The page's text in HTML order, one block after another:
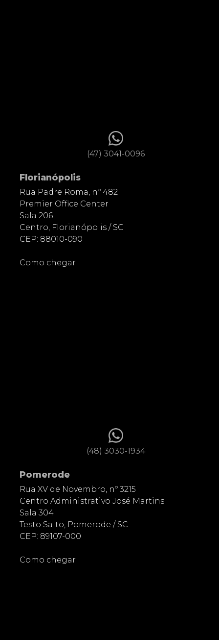
(47) 3041-0096
Florianópolis
Rua Padre Roma, nº 482
Premier Office Center
Sala 206
Centro, Florianópolis / SC
CEP: 88010-090
Como chegar
(48) 3030-1934
Pomerode
Rua XV de Novembro, nº 3215
Centro Administrativo José Martins
Sala 304
Testo Salto, Pomerode / SC
CEP: 89107-000
Como chegar